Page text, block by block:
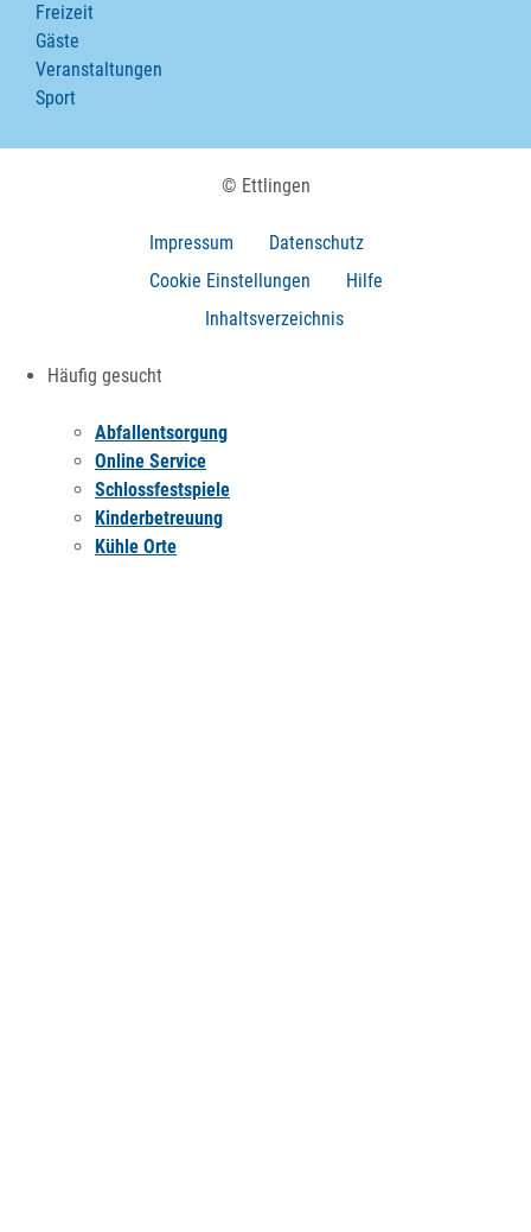
Freizeit
Gäste
Veranstaltungen
Sport
© Ettlingen
Impressum
Datenschutz
Cookie Einstellungen
Hilfe
Inhaltsverzeichnis
Häufig gesucht
Abfallentsorgung
Online Service
Schlossfestspiele
Kinderbetreuung
Kühle Orte